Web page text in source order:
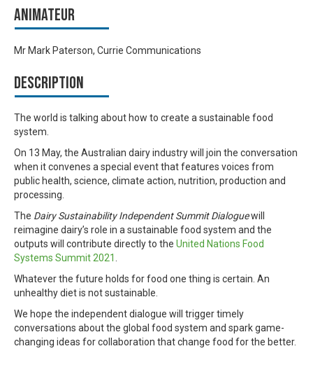
Animateur
Mr Mark Paterson, Currie Communications
Description
The world is talking about how to create a sustainable food
system.
On 13 May, the Australian dairy industry will join the conversation
when it convenes a special event that features voices from
public health, science, climate action, nutrition, production and
processing.
The Dairy Sustainability Independent Summit Dialoguewill
reimagine dairy’s role in a sustainable food system and the
outputs will contribute directly to the United Nations Food
Systems Summit 2021 .
Whatever the future holds for food one thing is certain. An
unhealthy diet is not sustainable.
We hope the independent dialogue will trigger timely
conversations about the global food system and spark game-
changing ideas for collaboration that change food for the better.